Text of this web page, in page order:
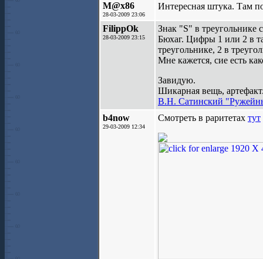
M@x86
28-03-2009 23:06
Интересная штука. Там
FilippOk
28-03-2009 23:15
Знак "S" в треугольнике
Бюхаг. Цифры 1 или 2 в
треугольнике, 2 в
Мне кажется, сие есть
Завидую.
Шикарная вещь,
В.Н. Сатинский
b4now
29-03-2009 12:34
Смотреть в раритетах тут